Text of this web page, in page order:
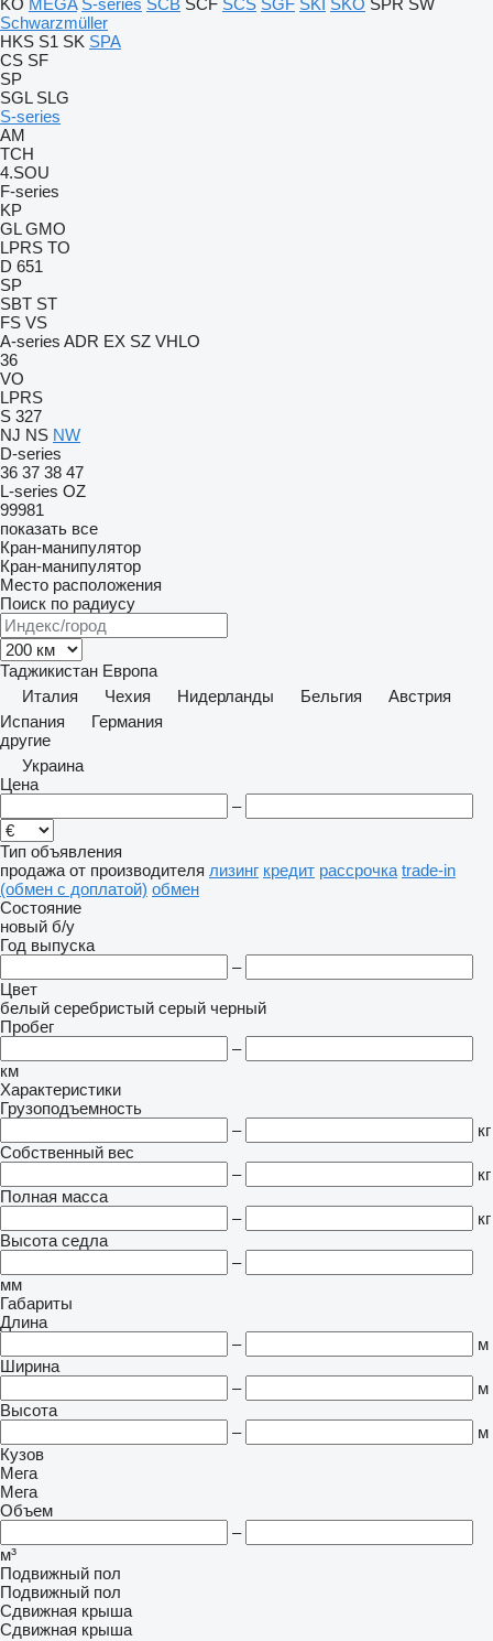
KO MEGA S-series SCB SCF SCS SGF SKI SKO SPR SW
Schwarzmüller
HKS S1 SK SPA
CS SF
SP
SGL SLG
S-series
AM
TCH
4.SOU
F-series
KP
GL GMO
LPRS TO
D 651
SP
SBT ST
FS VS
A-series ADR EX SZ VHLO
36
VO
LPRS
S 327
NJ NS NW
D-series
36 37 38 47
L-series OZ
99981
показать все
Кран-манипулятор
Кран-манипулятор
Место расположения
Поиск по радиусу
Таджикистан Европа
Италия
Чехия Нидерланды Бельгия
Австрия
Испания
Германия
другие
Украина
Цена
–
Тип объявления
продажа от производителя лизинг кредит рассрочка trade-in
(обмен с доплатой) обмен
Состояние
новый б/у
Год выпуска
–
Цвет
белый серебристый серый черный
Пробег
–
км
Характеристики
Грузоподъемность
–
кг
Собственный вес
–
кг
Полная масса
–
кг
Высота седла
–
мм
Габариты
Длина
–
м
Ширина
–
м
Высота
–
м
Кузов
Мега
Мега
Объем
–
м³
Подвижный пол
Подвижный пол
Сдвижная крыша
Сдвижная крыша